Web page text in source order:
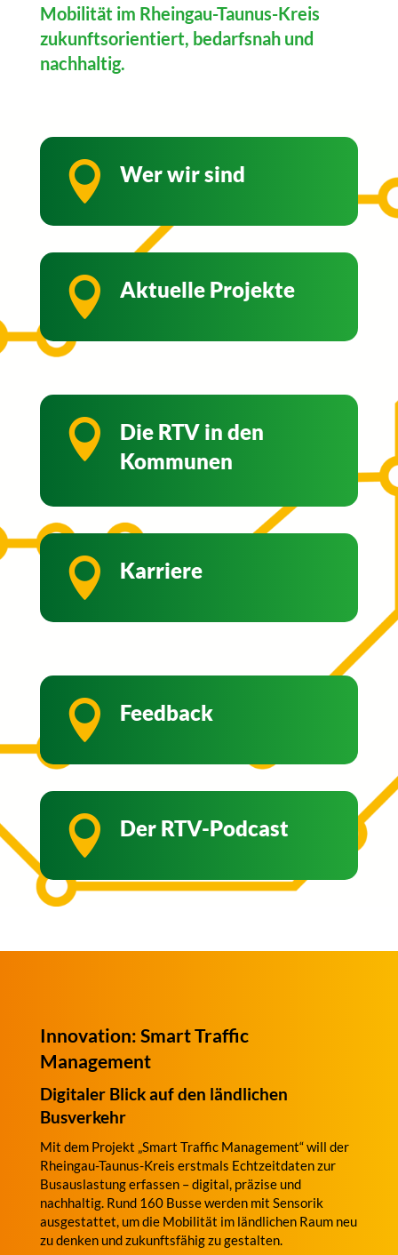
Mobilität im Rheingau-Taunus-Kreis
zukunftsorientiert, bedarfsnah und
nachhaltig.
 Wer wir sind
 Aktuelle Projekte

Die RTV in den
Kommunen
 Karriere
 Feedback
 Der RTV-Podcast
Innovation: Smart Traffic
Management
Digitaler Blick auf den ländlichen
Busverkehr
Mit dem Projekt „Smart Traffic Management“ will der
Rheingau-Taunus-Kreis erstmals Echtzeitdaten zur
Busauslastung erfassen – digital, präzise und
nachhaltig. Rund 160 Busse werden mit Sensorik
ausgestattet, um die Mobilität im ländlichen Raum neu
zu denken und zukunftsfähig zu gestalten.